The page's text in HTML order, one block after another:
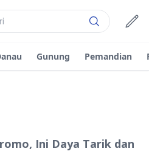
Gunung Pemandian
Ini Daya Tarik dan